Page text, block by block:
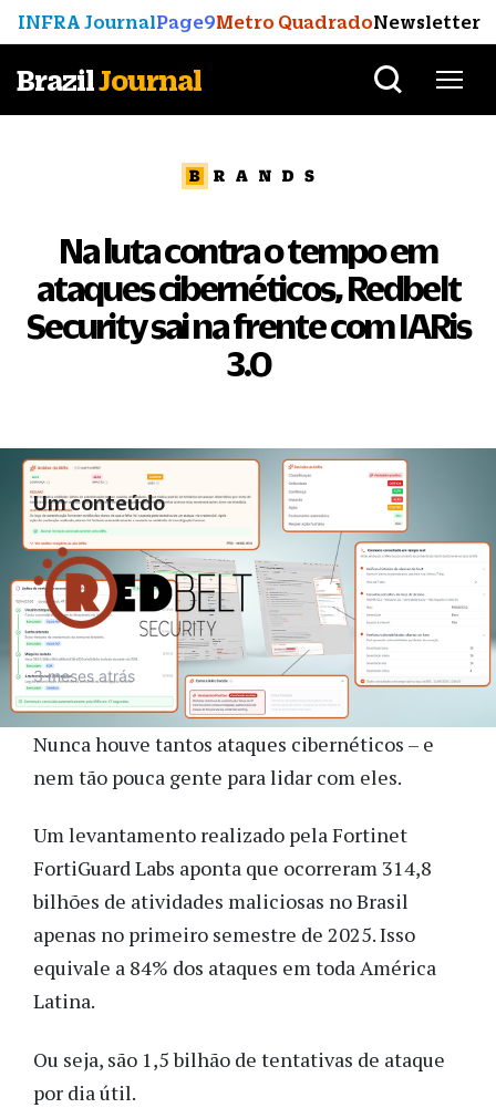
INFRA JournalPage9Metro QuadradoNewsletter
BrazilJournal
Na luta contra o tempo em
ataques cibernéticos, Redbelt
Security sai na frente com IARis
3.0
Um conteúdo
3 meses atrás
Nunca houve tantos ataques cibernéticos – e
nem tão pouca gente para lidar com eles.
Um levantamento realizado pela Fortinet
FortiGuard Labs aponta que ocorreram 314,8
bilhões de atividades maliciosas no Brasil
apenas no primeiro semestre de 2025. Isso
equivale a 84% dos ataques em toda América
Latina.
Ou seja, são 1,5 bilhão de tentativas de ataque
por dia útil.